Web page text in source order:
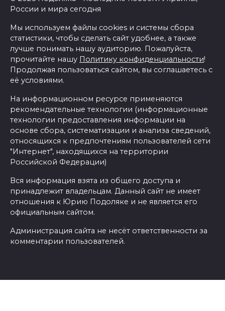
России и мира сегодня
Мы используем файлы cookies и системы сбора
статистики, чтобы сделать сайт удобнее, а также
лучше понимать нашу аудиторию. Пожалуйста,
прочитайте нашу Политику конфиденциальности!
Продолжая пользоваться сайтом, вы соглашаетесь с
её условиями.
На информационном ресурсе применяются
рекомендательные технологии (информационные
технологии предоставления информации на
основе сбора, систематизации и анализа сведений,
относящихся к предпочтениям пользователей сети
"Интернет", находящихся на территории
Российской Федерации)
Вся информация взята из общего доступа и
принадлежит владельцам. Данный сайт не имеет
отношения к Юрию Подоляке и не является его
официальным сайтом.
Администрация сайта не несёт ответственности за
комментарии пользователей.